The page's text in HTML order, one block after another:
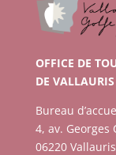
OFFICE DE
DE
Bureau
4, av. Georges
06220 Vallauris